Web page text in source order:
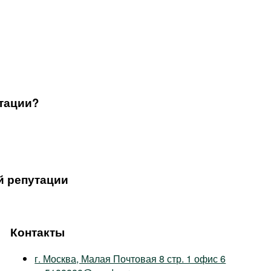
репутации
Контакты
г. Москва, Малая Почтовая 8 стр. 1 офис 6